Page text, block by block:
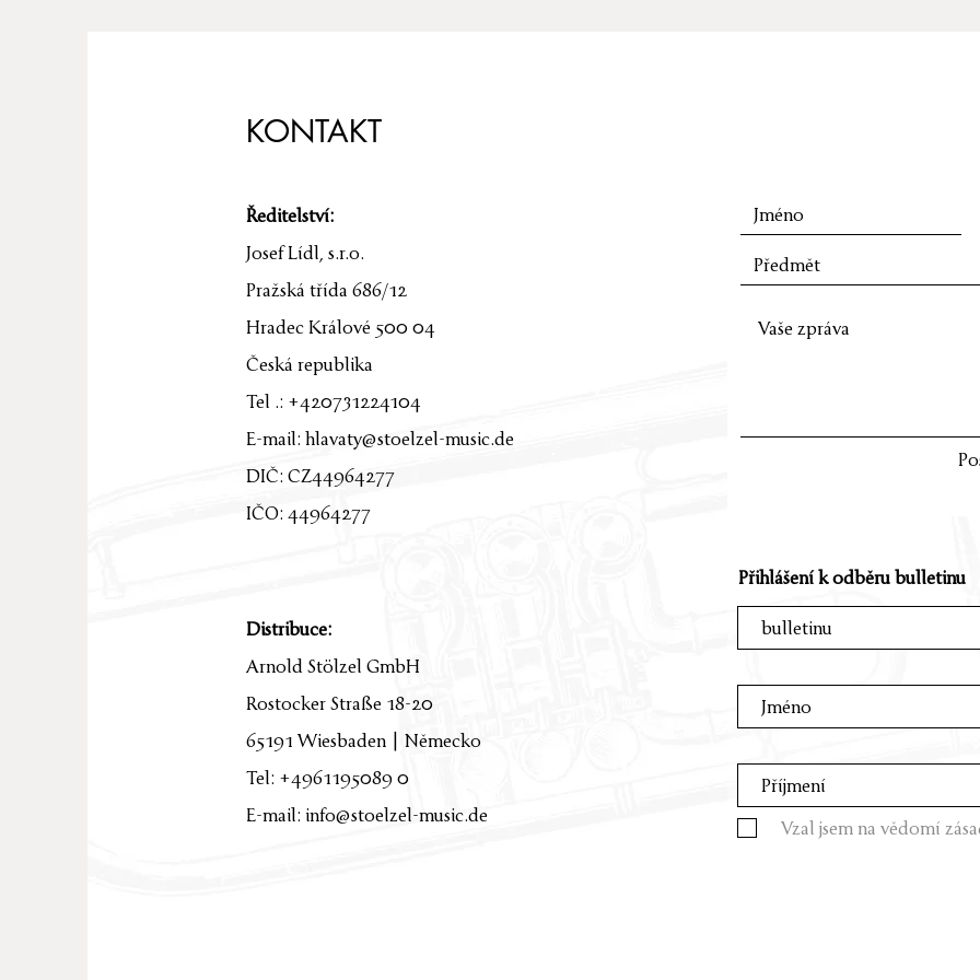
KONTAKT
Ředitelství:
Josef Lídl, s.r.o.
Pražská třída 686/12
Hradec Králové 500 04
Česká republika
Tel .: +420731224104
E-mail: hlavaty@stoelzel-music.de
DIČ: CZ44964277
IČO: 44964277
Distribuce:
Arnold Stölzel GmbH
Rostocker Straße 18-20
65191 Wiesbaden | Německo
Tel: +4961195089 0
E-mail: info@stoelzel-music.de
Přihlášení k odběru bulletinu
Vzal jsem na vědomí